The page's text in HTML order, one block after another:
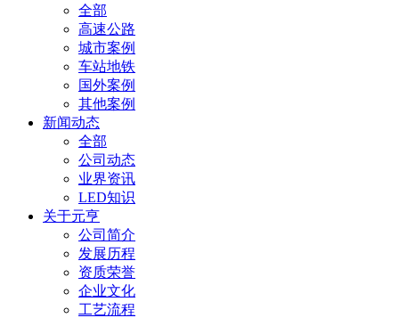
全部
高速公路
城市案例
车站地铁
国外案例
其他案例
新闻动态
全部
公司动态
业界资讯
LED知识
关于元亨
公司简介
发展历程
资质荣誉
企业文化
工艺流程